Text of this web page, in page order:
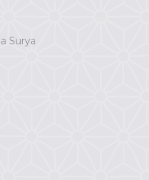
Surya